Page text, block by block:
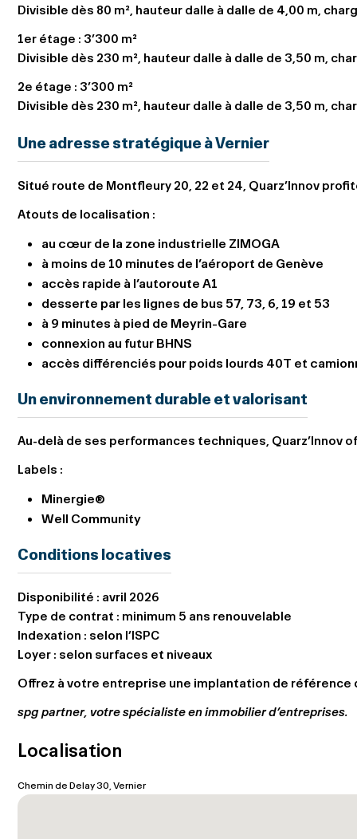
Divisible dès 80 m², hauteur dalle à dalle de 4,00 m,
1er étage : 3’300 m²
Divisible dès 230 m², hauteur dalle à dalle de 3,50 m,
2e étage : 3’300 m²
Divisible dès 230 m², hauteur dalle à dalle de 3,50 m,
Une adresse stratégique à Vernier
Situé route de Montfleury 20, 22 et 24, Quarz’Innov
Atouts de localisation :
au cœur de la zone industrielle ZIMOGA
à moins de 10 minutes de l’aéroport de Genève
accès rapide à l’autoroute A1
desserte par les lignes de bus 57, 73, 6, 19 et 53
à 9 minutes à pied de Meyrin-Gare
connexion au futur BHNS
accès différenciés pour poids lourds 40T et
Un environnement durable et valorisant
Au-delà de ses performances techniques,
Labels :
Minergie®
Well Community
Conditions locatives
Disponibilité : avril 2026
Type de contrat : minimum 5 ans renouvelable
Indexation : selon l’ISPC
Loyer : selon surfaces et niveaux
Offrez à votre entreprise une implantation de
spg partner, votre spécialiste en immobilier d’entreprises.
Localisation
Chemin de Delay 30, Vernier